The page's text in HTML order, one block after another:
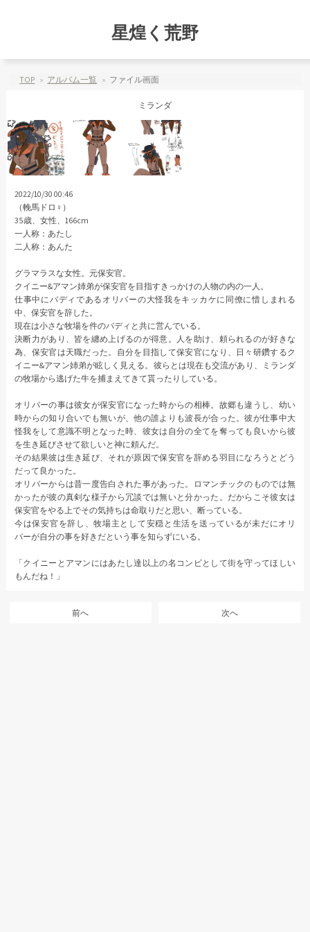
星煌く荒野
TOP アルバム一覧 ファイル画面
ミランダ
2022/10/30 00:46
（輓馬ドロ♀）
35歳、女性、166cm
一人称：あたし
二人称：あんた
グラマラスな女性。元保安官。
クイニー&アマン姉弟が保安官を目指すきっかけの人物の内の一人。
仕事中にバディであるオリバーの大怪我をキッカケに同僚に惜しまれる
中、保安官を辞した。
現在は小さな牧場を件のバディと共に営んでいる。
決断力があり、皆を纏め上げるのが得意。人を助け、頼られるのが好きな
為、保安官は天職だった。自分を目指して保安官になり、日々研鑽するク
イニー&アマン姉弟が眩しく見える。彼らとは現在も交流があり、ミランダ
の牧場から逃げた牛を捕まえてきて貰ったりしている。
オリバーの事は彼女が保安官になった時からの相棒。故郷も違うし、幼い
時からの知り合いでも無いが、他の誰よりも波長が合った。彼が仕事中大
怪我をして意識不明となった時、彼女は自分の全てを奪っても良いから彼
を生き延びさせて欲しいと神に頼んだ。
その結果彼は生き延び、それが原因で保安官を辞める羽目になろうとどう
だって良かった。
オリバーからは昔一度告白された事があった。ロマンチックのものでは無
かったが彼の真剣な様子から冗談では無いと分かった。だからこそ彼女は
保安官をやる上でその気持ちは命取りだと思い、断っている。
今は保安官を辞し、牧場主として安穏と生活を送っているが未だにオリ
バーが自分の事を好きだという事を知らずにいる。
「クイニーとアマンにはあたし達以上の名コンビとして街を守ってほしい
もんだね！」
前へ 次へ